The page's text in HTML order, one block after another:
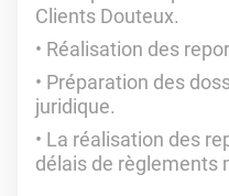
Clients Douteux.
Réalisation des
Préparation des
juridique.
La réalisation des
délais de règlements